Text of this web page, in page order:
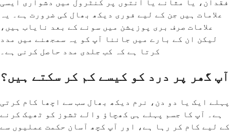
فقدان، یا مثانے یا آنتوں پر کنٹرول میں دشواری ایسی
علامات ہیں جن کے لیے فوری دیکھ بھال کی ضرورت ہے۔ یہ
علامات صرف بری پوزیشن میں سونے کے بعد نایاب ہیں،
لیکن ان کے بارے میں جاننا آپ کو یہ سمجھنے میں مدد
کرتا ہے کہ کب جلدی مدد حاصل کرنی ہے۔
آپ گھر پر درد کو کیسے کم کر سکتے ہیں؟
پہلے ایک یا دو دن، نرم دیکھ بھال سب سے اچھا کام کرتی
ہے۔ آپ کا جسم پہلے ہی کھچاؤ والے ٹشوز کو ٹھیک کرنے
کے لیے کام کر رہا ہے، اور آپ کچھ آسان حکمت عملیوں سے